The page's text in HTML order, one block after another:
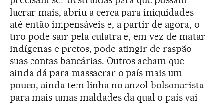
lucrar mais, abriu a cerca para iniquidades
até então impensáveis e, a partir de agora, o
tiro pode sair pela culatra e, em vez de matar
indígenas e pretos, pode atingir de raspão
suas contas bancárias. Outros acham que
ainda dá para massacrar o país mais um
pouco, ainda tem linha no anzol bolsonarista
para mais umas maldades da qual o país vai